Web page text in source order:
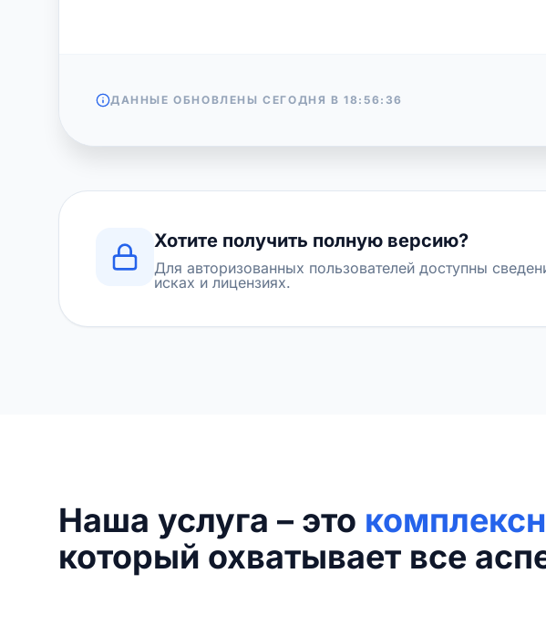
ДАННЫЕ ОБНОВЛЕНЫ СЕГОДНЯ В18:56:36
Хотите получить полную версию?
Для авторизованных пользователей доступны
исках и лицензиях.
Наша услуга – это
который охватывает все